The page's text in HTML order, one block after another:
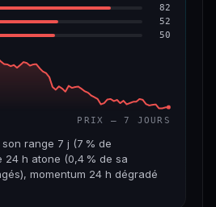
65/100
82
52
50
PRIX — 7 JOURS
range 7 j (7 % de
24 h atone (0,4 % de sa
momentum 24 h dégradé